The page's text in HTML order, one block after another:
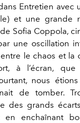
Entretien avec
le) et une grande
Sofia Coppola,
une oscillation
le chaos et la
à l’écran,
nous
de tomber.
des grands
en enchaînant